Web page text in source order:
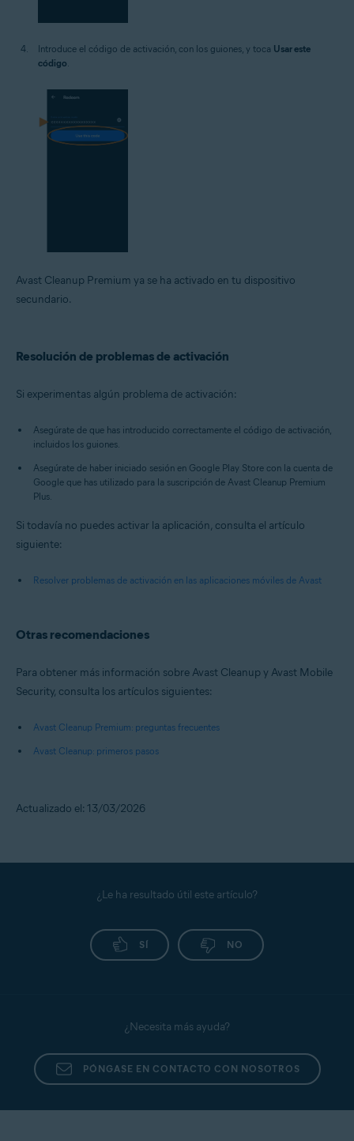
Introduce el código de activación, con los guiones, y toca Usar este
código
Avast Cleanup Premium ya se ha activado en tu dispositivo
secundario.
Resolución de problemas de activación
Si experimentas algún problema de activación:
Asegúrate de que has introducido correctamente el código de activación,
incluidos los guiones.
Asegúrate de haber iniciado sesión en Google Play Store con la cuenta de
Google que has utilizado para la suscripción de Avast Cleanup Premium
Plus.
Si todavía no puedes activar la aplicación, consulta el artículo
siguiente:
Resolver problemas de activación en las aplicaciones móviles de Avast
Otras recomendaciones
Para obtener más información sobre Avast Cleanup y Avast Mobile
Security, consulta los artículos siguientes:
Avast Cleanup Premium: preguntas frecuentes
Avast Cleanup: primeros pasos
Actualizado el: 13/03/2026
¿Le ha resultado útil este artículo?
SÍ NO
¿Necesita más ayuda?
PÓNGASE EN CONTACTO CON NOSOTROS